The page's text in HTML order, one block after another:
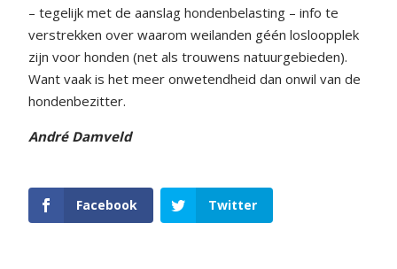
– tegelijk met de aanslag hondenbelasting – info te
verstrekken over waarom weilanden géén losloopplek
zijn voor honden (net als trouwens natuurgebieden).
Want vaak is het meer onwetendheid dan onwil van de
hondenbezitter.
André Damveld
Facebook Twitter